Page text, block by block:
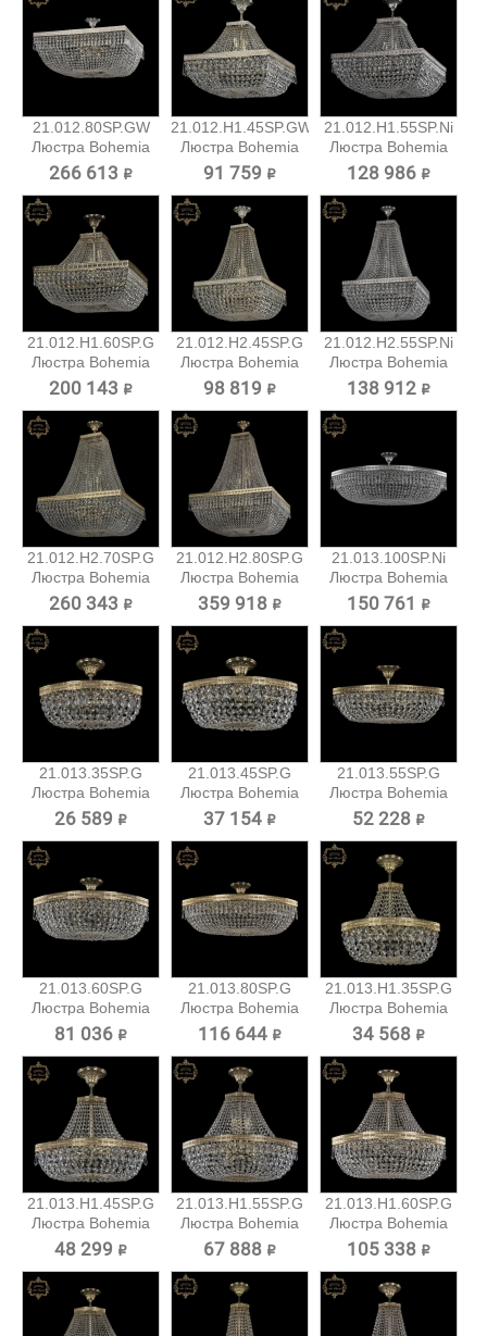
21.012.80SP.GW
Люстра Bohemia
Art...
266 613 ₽
21.012.H1.45SP.GW
Люстра Bohemia
Art...
91 759 ₽
21.012.H1.55SP.Ni
Люстра Bohemia
Art...
128 986 ₽
21.012.H1.60SP.G
Люстра Bohemia
Art...
200 143 ₽
21.012.H2.45SP.G
Люстра Bohemia
Art...
98 819 ₽
21.012.H2.55SP.Ni
Люстра Bohemia
Art...
138 912 ₽
21.012.H2.70SP.G
Люстра Bohemia
Art...
260 343 ₽
21.012.H2.80SP.G
Люстра Bohemia
Art...
359 918 ₽
21.013.100SP.Ni
Люстра Bohemia
Art...
150 761 ₽
21.013.35SP.G
Люстра Bohemia
Art Classic
26 589 ₽
21.013.45SP.G
Люстра Bohemia
Art Classic
37 154 ₽
21.013.55SP.G
Люстра Bohemia
Art Classic
52 228 ₽
21.013.60SP.G
Люстра Bohemia
Art Classic
81 036 ₽
21.013.80SP.G
Люстра Bohemia
Art Classic
116 644 ₽
21.013.H1.35SP.G
Люстра Bohemia
Art...
34 568 ₽
21.013.H1.45SP.G
Люстра Bohemia
Art...
48 299 ₽
21.013.H1.55SP.G
Люстра Bohemia
Art...
67 888 ₽
21.013.H1.60SP.G
Люстра Bohemia
Art...
105 338 ₽